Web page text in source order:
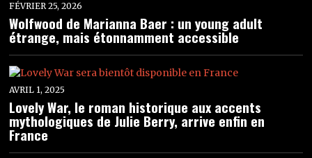
FÉVRIER 25, 2026
Wolfwood de Marianna Baer : un young adult
étrange, mais étonnamment accessible
AVRIL 1, 2025
Lovely War, le roman historique aux accents
mythologiques de Julie Berry, arrive enfin en
France